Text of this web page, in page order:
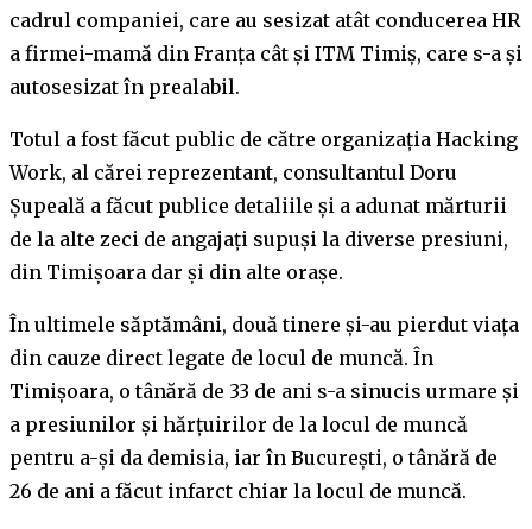
cadrul companiei, care au sesizat atât conducerea HR
a firmei-mamă din Franța cât și ITM Timiș, care s-a și
autosesizat în prealabil.
Totul a fost făcut public de către organizația Hacking
Work, al cărei reprezentant, consultantul Doru
Șupeală a făcut publice detaliile și a adunat mărturii
de la alte zeci de angajați supuși la diverse presiuni,
din Timișoara dar și din alte orașe.
În ultimele săptămâni, două tinere și-au pierdut viața
din cauze direct legate de locul de muncă. În
Timișoara, o tânără de 33 de ani s-a sinucis urmare și
a presiunilor și hărțuirilor de la locul de muncă
pentru a-și da demisia, iar în București, o tânără de
26 de ani a făcut infarct chiar la locul de muncă.